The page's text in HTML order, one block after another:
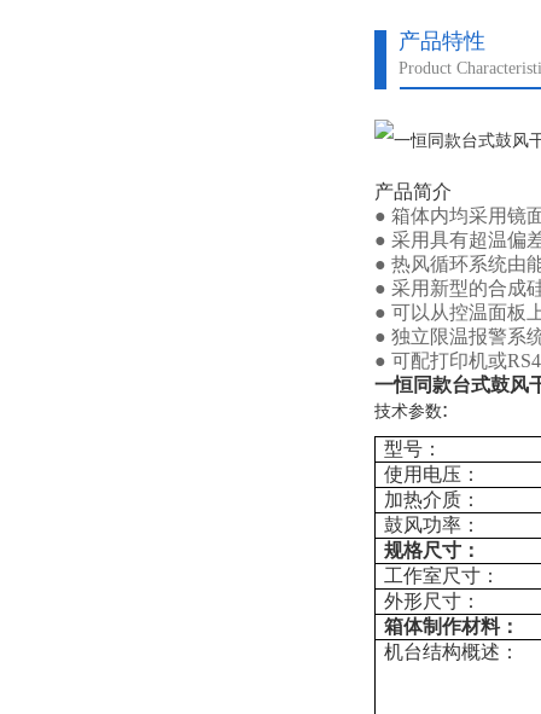
产品特性
Product
产品简介
● 箱体内均采用镜
● 采用具有超温偏
● 热风循环系统由
● 采用新型的合成
● 可以从控温面板
● 独立限温报警系
● 可配打印机或
一恒同款台式鼓风
技术参数:
型号：
使用电压：
加热介质：
鼓风功率：
规格尺寸：
工作室尺寸：
外形尺寸：
箱体制作材料：
机台结构概述：